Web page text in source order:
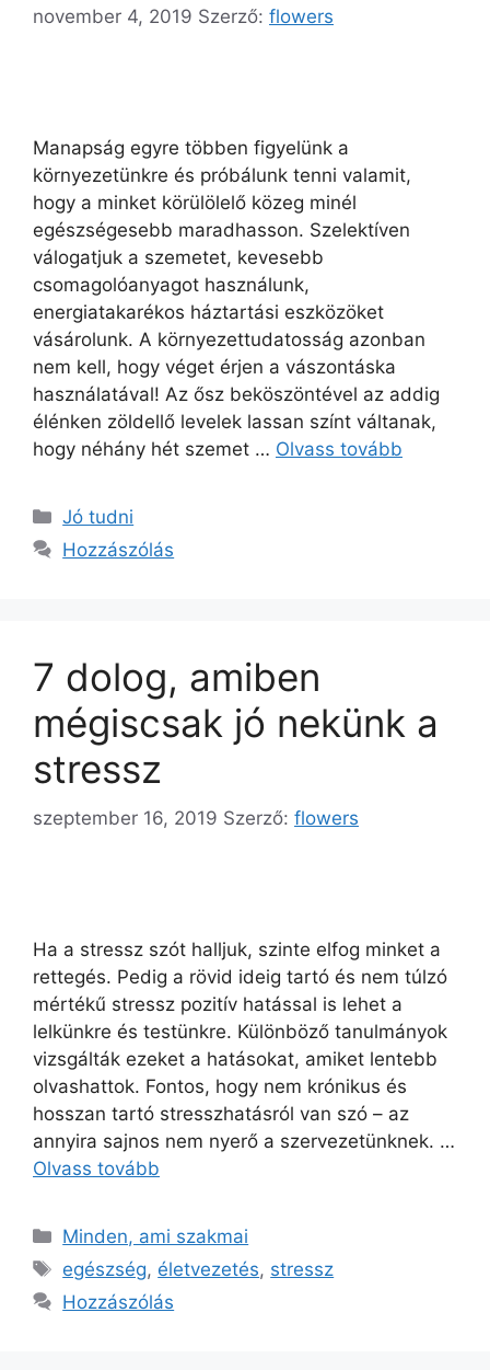
november 4, 2019 Szerző: flowers
Manapság egyre többen figyelünk a
környezetünkre és próbálunk tenni valamit,
hogy a minket körülölelő közeg minél
egészségesebb maradhasson. Szelektíven
válogatjuk a szemetet, kevesebb
csomagolóanyagot használunk,
energiatakarékos háztartási eszközöket
vásárolunk. A környezettudatosság azonban
nem kell, hogy véget érjen a vászontáska
használatával! Az ősz beköszöntével az addig
élénken zöldellő levelek lassan színt váltanak,
hogy néhány hét szemet … Olvass tovább
Jó tudni
Hozzászólás
7 dolog, amiben
mégiscsak jó nekünk a
stressz
szeptember 16, 2019 Szerző: flowers
Ha a stressz szót halljuk, szinte elfog minket a
rettegés. Pedig a rövid ideig tartó és nem túlzó
mértékű stressz pozitív hatással is lehet a
lelkünkre és testünkre. Különböző tanulmányok
vizsgálták ezeket a hatásokat, amiket lentebb
olvashattok. Fontos, hogy nem krónikus és
hosszan tartó stresszhatásról van szó – az
annyira sajnos nem nyerő a szervezetünknek. …
Olvass tovább
Minden, ami szakmai
egészség, életvezetés, stressz
Hozzászólás